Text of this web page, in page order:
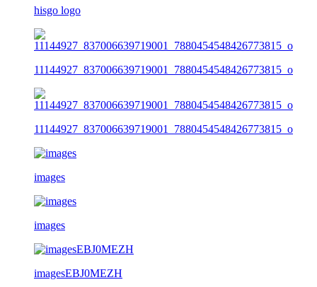
hisgo logo
11144927_837006639719001_7880454548426773815_o
11144927_837006639719001_7880454548426773815_o
images
images
imagesEBJ0MEZH